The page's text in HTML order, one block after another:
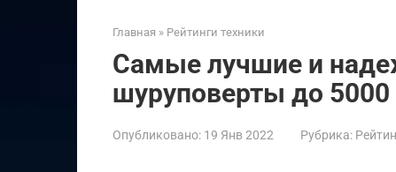
Главная » Рейтинги техники
Самые лучшие и
шуруповерты до 5000
Опубликовано: 19 Янв 2022 Рубрика: